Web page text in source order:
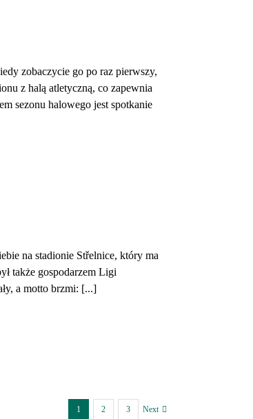
zobaczycie go po raz pierwszy,
z halą atletyczną, co zapewnia
sezonu halowego jest spotkanie
na stadionie Střelnice, który ma
także gospodarzem Ligi
a motto brzmi: [...]
1 2 3 Next